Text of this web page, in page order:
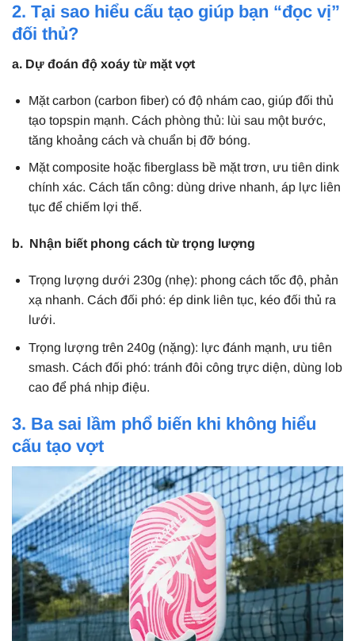
2. Tại sao hiểu cấu tạo giúp bạn “đọc vị”
đối thủ?
a. Dự đoán độ xoáy từ mặt vợt
Mặt carbon (carbon fiber) có độ nhám cao, giúp đối thủ
tạo topspin mạnh. Cách phòng thủ: lùi sau một bước,
tăng khoảng cách và chuẩn bị đỡ bóng.
Mặt composite hoặc fiberglass bề mặt trơn, ưu tiên dink
chính xác. Cách tấn công: dùng drive nhanh, áp lực liên
tục để chiếm lợi thế.
b. Nhận biết phong cách từ trọng lượng
Trọng lượng dưới 230g (nhẹ): phong cách tốc độ, phản
xạ nhanh. Cách đối phó: ép dink liên tục, kéo đối thủ ra
lưới.
Trọng lượng trên 240g (nặng): lực đánh mạnh, ưu tiên
smash. Cách đối phó: tránh đôi công trực diện, dùng lob
cao để phá nhịp điệu.
3. Ba sai lầm phổ biến khi không hiểu
cấu tạo vợt